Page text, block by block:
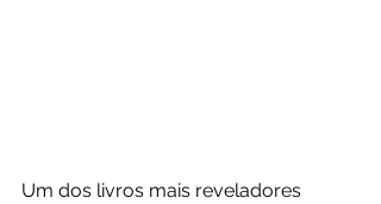
Um dos livros mais reveladores